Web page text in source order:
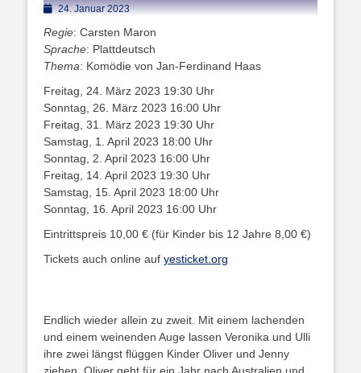
Posted24. Januar 2023
Regie: Carsten Maron
Sprache: Plattdeutsch
Thema: Komödie von Jan-Ferdinand Haas
Freitag, 24. März 2023 19:30 Uhr
Sonntag, 26. März 2023 16:00 Uhr
Freitag, 31. März 2023 19:30 Uhr
Samstag, 1. April 2023 18:00 Uhr
Sonntag, 2. April 2023 16:00 Uhr
Freitag, 14. April 2023 19:30 Uhr
Samstag, 15. April 2023 18:00 Uhr
Sonntag, 16. April 2023 16:00 Uhr
Eintrittspreis 10,00 € (für Kinder bis 12 Jahre 8,00 €)
Tickets auch online auf yesticket.org
Endlich wieder allein zu zweit. Mit einem lachenden
und einem weinenden Auge lassen Veronika und Ulli
ihre zwei längst flüggen Kinder Oliver und Jenny